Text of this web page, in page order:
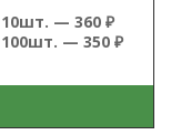
— 360 ₽
— 350 ₽